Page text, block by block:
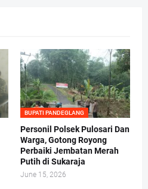
BUPATI PANDEGLANG
Personil Polsek Pulosari Dan
Warga, Gotong Royong
Perbaiki Jembatan Merah
Putih di Sukaraja
June 15, 2026